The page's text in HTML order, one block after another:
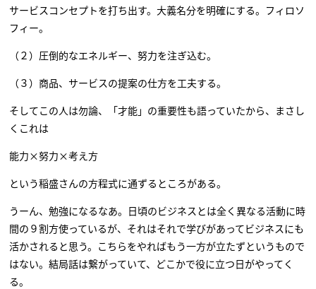
サービスコンセプトを打ち出す。大義名分を明確にする。フィロソ
フィー。
（２）圧倒的なエネルギー、努力を注ぎ込む。
（３）商品、サービスの提案の仕方を工夫する。
そしてこの人は勿論、「才能」の重要性も語っていたから、まさし
くこれは
能力×努力×考え方
という稲盛さんの方程式に通ずるところがある。
うーん、勉強になるなあ。日頃のビジネスとは全く異なる活動に時
間の９割方使っているが、それはそれで学びがあってビジネスにも
活かされると思う。こちらをやればもう一方が立たずというもので
はない。結局話は繋がっていて、どこかで役に立つ日がやってく
る。